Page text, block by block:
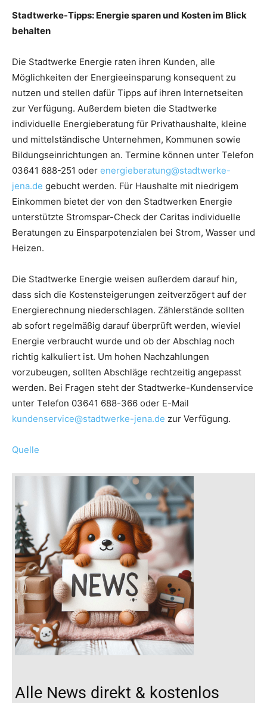
Stadtwerke-Tipps: Energie sparen und Kosten im Blick
behalten
Die Stadtwerke Energie raten ihren Kunden, alle
Möglichkeiten der Energieeinsparung konsequent zu
nutzen und stellen dafür Tipps auf ihren Internetseiten
zur Verfügung. Außerdem bieten die Stadtwerke
individuelle Energieberatung für Privathaushalte, kleine
und mittelständische Unternehmen, Kommunen sowie
Bildungseinrichtungen an. Termine können unter Telefon
03641 688-251 oder energieberatung@​stadtwerke-
jena.de gebucht werden. Für Haushalte mit niedrigem
Einkommen bietet der von den Stadtwerken Energie
unterstützte Stromspar-Check der Caritas individuelle
Beratungen zu Einsparpotenzialen bei Strom, Wasser und
Heizen.
Die Stadtwerke Energie weisen außerdem darauf hin,
dass sich die Kostensteigerungen zeitverzögert auf der
Energierechnung niederschlagen. Zählerstände sollten
ab sofort regelmäßig darauf überprüft werden, wieviel
Energie verbraucht wurde und ob der Abschlag noch
richtig kalkuliert ist. Um hohen Nachzahlungen
vorzubeugen, sollten Abschläge rechtzeitig angepasst
werden. Bei Fragen steht der Stadtwerke-Kundenservice
unter Telefon 03641 688-366 oder E-Mail
kundenservice@​​stadtwerke-jena.de zur Verfügung.
Quelle
Alle News direkt & kostenlos